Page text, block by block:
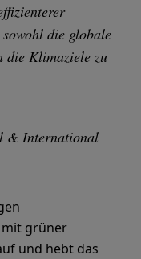
die globale
die Klimaziele zu
& International
grüner
und hebt das